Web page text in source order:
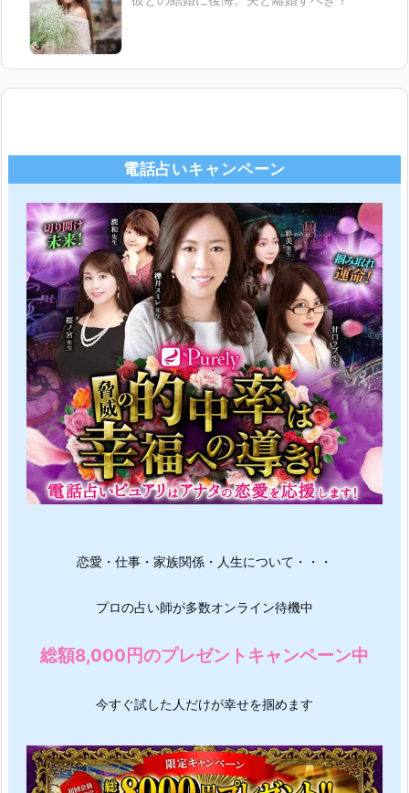
電話占いキャンペーン
恋愛・仕事・家族関係・人生について・・・
プロの占い師が多数オンライン待機中
総額8,000円のプレゼントキャンペーン中
今すぐ試した人だけが幸せを掴めます